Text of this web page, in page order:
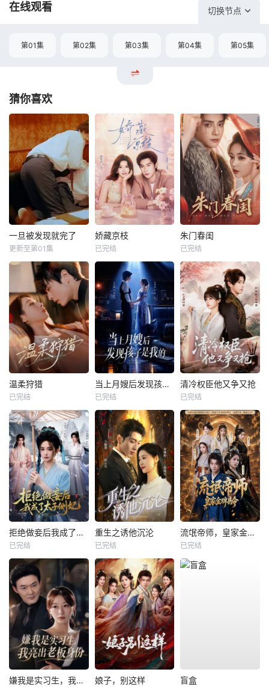
在线观看 切换节点
第01集 第02集 第03集 第04集 第05集
猜你喜欢
一旦被发现就完了
更新至第01集
娇藏京枝
已完结
朱门春闺
已完结
温柔狩猎
已完结
当上月嫂后发现孩子是我的
已完结
清冷权臣他又争又抢
已完结
拒绝做妾后我成了太子侧妃
已完结
重生之诱他沉沦
已完结
流氓帝师，皇家金牌县令
已完结
嫌我是实习生，我亮出老板身份 娘子，别这样 盲盒